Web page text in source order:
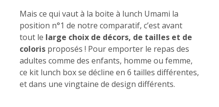
Mais ce qui vaut à la boite à lunch Umami la
position n°1 de notre comparatif, c’est avant
tout le large choix de décors, de tailles et de
coloris proposés ! Pour emporter le repas des
adultes comme des enfants, homme ou femme,
ce kit lunch box se décline en 6 tailles différentes,
et dans une vingtaine de design différents.